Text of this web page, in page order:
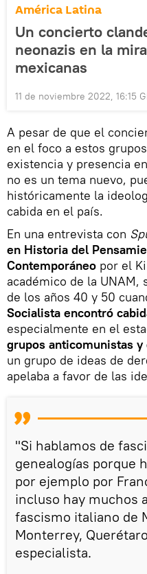
América Latina
Un concierto
neonazis en la
mexicanas
11 de noviembre 2022, 16:15
A pesar de que el
en el foco a estos
existencia y presencia
no es un tema nuevo,
históricamente la
cabida en el país.
En una entrevista con
en Historia del
Contemporáneo por el
académico de la UNAM,
de los años 40 y 50
Socialista encontró
especialmente en el
grupos anticomunistas y
un grupo de ideas de
apelaba a favor de las
"Si hablamos de
genealogías porque
por ejemplo por
incluso hay muchos
fascismo italiano de
Monterrey,
especialista.